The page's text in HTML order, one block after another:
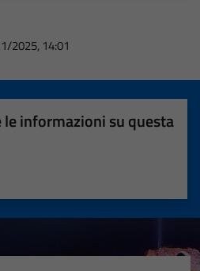
2025, 14:01
informazioni su questa
su 5
su 5
5